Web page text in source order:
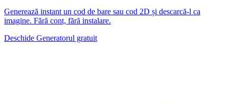
Generează instant un cod de bare sau cod 2D și descarcă-l ca
imagine. Fără cont, fără instalare.
Deschide Generatorul gratuit